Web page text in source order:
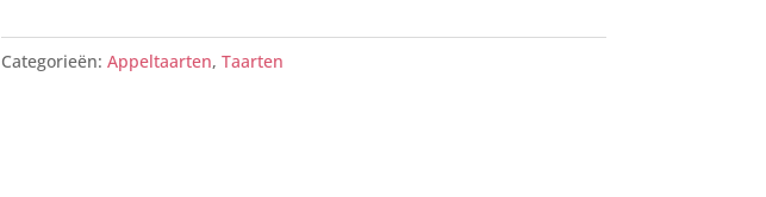
personen
aantal
Categorieën: Appeltaarten, Taarten